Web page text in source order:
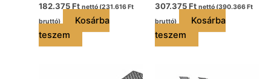
182.375Ft nettó (231.616Ft
bruttó)
Kosárba
teszem
307.375Ft nettó (390.366Ft
bruttó)
Kosárba
teszem